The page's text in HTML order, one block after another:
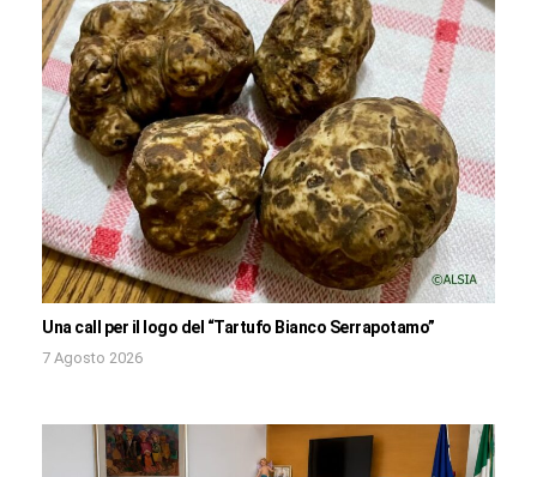
Una call per il logo del “Tartufo Bianco Serrapotamo”
7 Agosto 2026